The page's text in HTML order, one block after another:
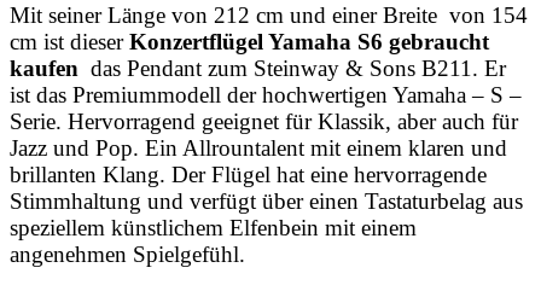
Mit seiner Länge von 212 cm und einer Breite von 154
cm ist dieserKonzertflügel Yamaha S6 gebraucht
kaufen das Pendant zum Steinway & Sons B211. Er
ist das Premiummodell der hochwertigen Yamaha – S –
Serie. Hervorragend geeignet für Klassik, aber auch für
Jazz und Pop. Ein Allrountalent mit einem klaren und
brillanten Klang. Der Flügel hat eine hervorragende
Stimmhaltung und verfügt über einen Tastaturbelag aus
speziellem künstlichem Elfenbein mit einem
angenehmen Spielgefühl.